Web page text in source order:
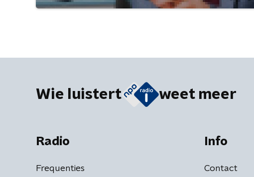
Wie luistert weet meer
Radio
Frequenties
Info
Contact